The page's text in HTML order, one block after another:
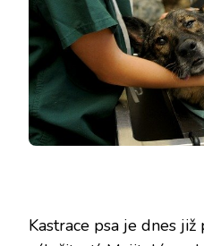
Kastrace psa je dnes